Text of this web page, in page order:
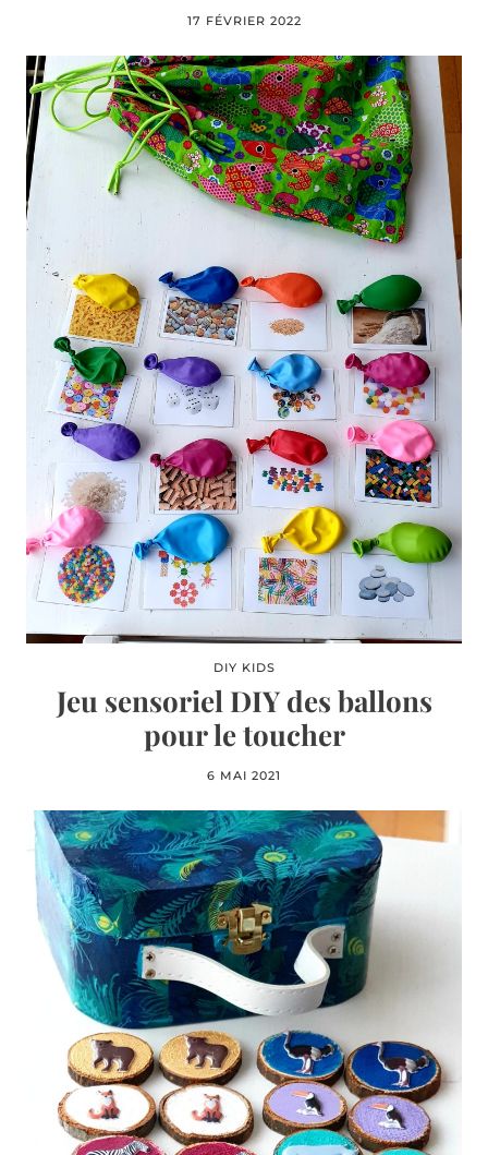
17 FÉVRIER 2022
DIY KIDS
Jeu sensoriel DIY des ballons
pour le toucher
6 MAI 2021